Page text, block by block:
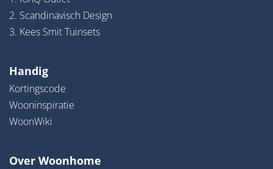
2. Scandinavisch Design
3. Kees Smit Tuinsets
Handig
Kortingscode
Wooninspiratie
WoonWiki
Over Woonhome